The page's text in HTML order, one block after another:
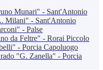
Munari" - Sant'Antonio
Milani" - Sant'Antonio
- Palse
da Feltre" - Rorai Piccolo
- Porcia Capoluogo
"G. Zanella" - Porcia